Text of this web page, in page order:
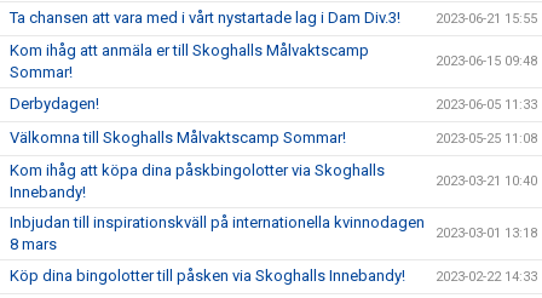
Ta chansen att vara med i vårt nystartade lag i Dam Div.3! 2023-06-21 15:55
Kom ihåg att anmäla er till Skoghalls Målvaktscamp
Sommar!
2023-06-15 09:48
Derbydagen! 2023-06-05 11:33
Välkomna till Skoghalls Målvaktscamp Sommar! 2023-05-25 11:08
Kom ihåg att köpa dina påskbingolotter via Skoghalls
Innebandy!
2023-03-21 10:40
Inbjudan till inspirationskväll på internationella kvinnodagen
8 mars
2023-03-01 13:18
Köp dina bingolotter till påsken via Skoghalls Innebandy! 2023-02-22 14:33